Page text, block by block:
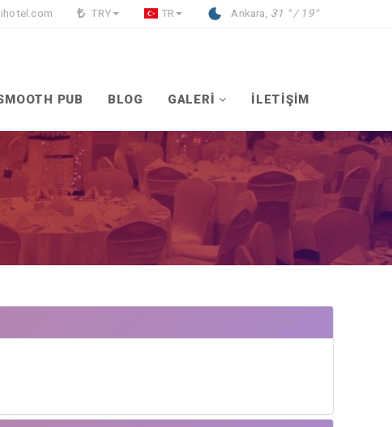
TRY TR Ankara, 31 ° / 19°
PUB BLOG GALERİ İLETİŞİM